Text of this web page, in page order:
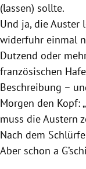
(lassen) sollte.
Und ja, die Auster
widerfuhr einmal
Dutzend oder
französischen
Beschreibung –
Morgen den Kopf:
muss die Austern
Nach dem
Aber schon a